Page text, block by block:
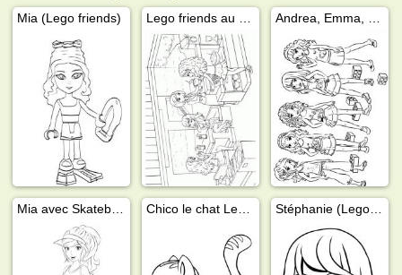
Mia (Lego friends)